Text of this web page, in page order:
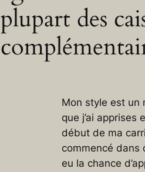
plupart des
Mon style est un
que j’ai apprises
début de ma
commencé dans
eu la chance